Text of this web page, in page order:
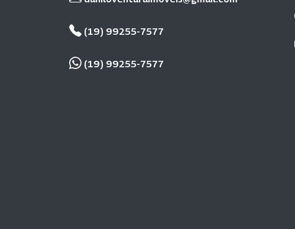
(19) 99255-7577
(19) 99255-7577